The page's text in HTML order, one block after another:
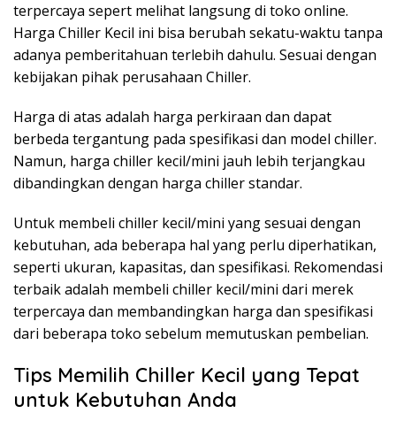
terpercaya sepert melihat langsung di toko online.
Harga Chiller Kecil ini bisa berubah sekatu-waktu tanpa
adanya pemberitahuan terlebih dahulu. Sesuai dengan
kebijakan pihak perusahaan Chiller.
Harga di atas adalah harga perkiraan dan dapat
berbeda tergantung pada spesifikasi dan model chiller.
Namun, harga chiller kecil/mini jauh lebih terjangkau
dibandingkan dengan harga chiller standar.
Untuk membeli chiller kecil/mini yang sesuai dengan
kebutuhan, ada beberapa hal yang perlu diperhatikan,
seperti ukuran, kapasitas, dan spesifikasi. Rekomendasi
terbaik adalah membeli chiller kecil/mini dari merek
terpercaya dan membandingkan harga dan spesifikasi
dari beberapa toko sebelum memutuskan pembelian.
Tips Memilih Chiller Kecil yang Tepat
untuk Kebutuhan Anda